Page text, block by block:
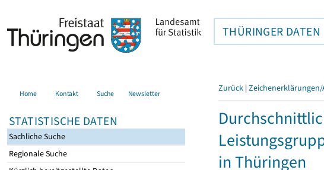
THÜRINGER DATEN
Home Kontakt Suche Newsletter
STATISTISCHE DATEN
Sachliche Suche
Regionale Suche
Zurück |
in Thüringen